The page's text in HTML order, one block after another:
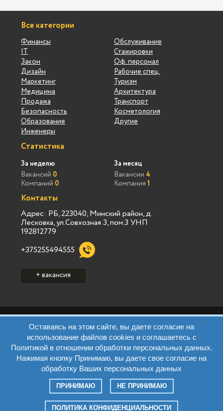
Оставаясь на этом сайте, вы даете согласие на
использование файлов cookies и соглашаетесь с
Политикой в отношении обработки персональных данных.
Нажимая кнопку Принимаю, вы даете свое согласие на
обработку Ваших персональных данных
ПРИНИМАЮ НЕ ПРИНИМАЮ
ПОЛИТИКА КОНФИДЕНЦИАЛЬНОСТИ
Все категории
Финансы
IT
Закон
Дизайн
Маркетинг
Медицина
Продажа
Безопасность
Образование
Инженеры
Обслуживание
Стажировки
Оф. персонал
Рабочие спец.
Туризм
Архитектура
Транспорт
Косметология
Другие
Статистика
За неделю
Вакансий 0
Компаний 0
За месяц
Вакансии 4
Компания 1
Контакты
Адрес: РБ, 223040, Минский район, д.
Лесковка, ул.Совхозная 3, пом.3 УНП
192812779
+375255494555
+ вакансия
Пользовательское соглашение Vialink
Политика конфиденциальности Виа Марк
Пользовательское соглашение Виа Марк
Политика обработки ПД Виа Марк
Правила
Контакты
Все права защищены. © 2026 Jobsms.by
создание сайта VIALINK